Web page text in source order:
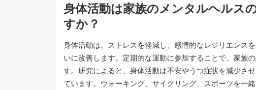
身体活動は家族のメンタルヘルス
すか？
身体活動は、ストレスを軽減し、感情的なレジリエンス
いに改善します。定期的な運動に参加することで、家族
す。研究によると、身体活動は不安やうつ症状を減少さ
ています。ウォーキング、サイクリング、スポーツを一